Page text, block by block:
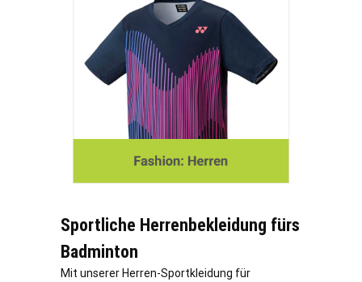
Sportliche Herrenbekleidung fürs
Badminton
Mit unserer Herren-Sportkleidung für